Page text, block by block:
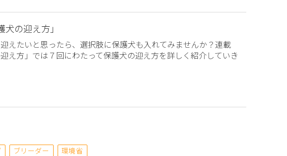
の迎え方」
えたいと思ったら、選択肢に保護犬も入れてみませんか？連載
迎え方」では７回にわたって保護犬の迎え方を詳しく紹介していき
ブリーダー 環境省